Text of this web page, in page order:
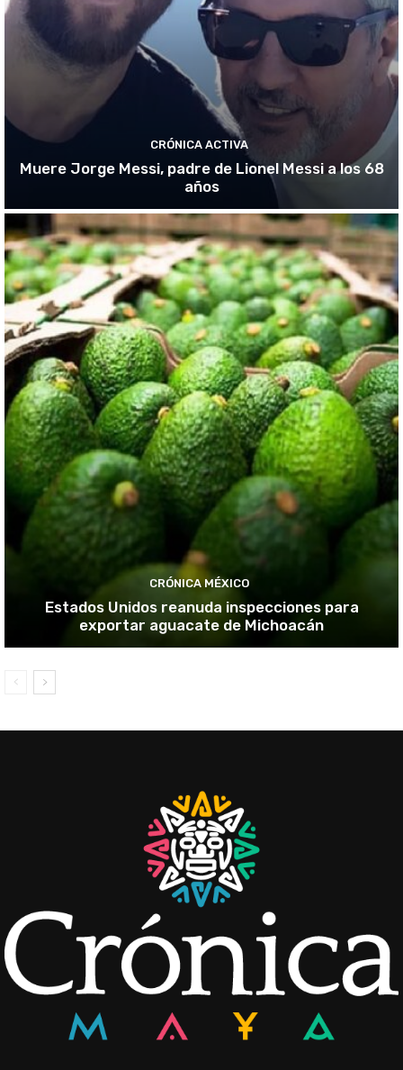
CRÓNICA ACTIVA
Muere Jorge Messi, padre de Lionel Messi a los 68
años
CRÓNICA MÉXICO
Estados Unidos reanuda inspecciones para
exportar aguacate de Michoacán